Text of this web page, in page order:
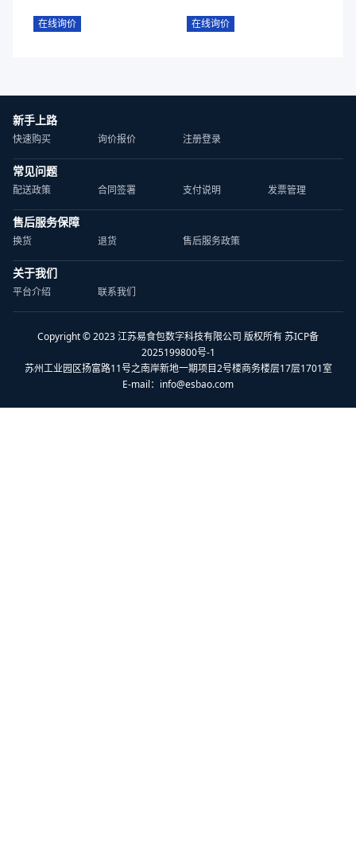
在线询价 在线询价
新手上路
快速购买 询价报价 注册登录
常见问题
配送政策 合同签署 支付说明 发票管理
售后服务保障
换货 退货 售后服务政策
关于我们
平台介绍 联系我们
Copyright © 2023 江苏易食包数字科技有限公司 版权所有 苏ICP备
2025199800号-1
苏州工业园区扬富路11号之南岸新地一期项目2号楼商务楼层17层1701室
E-mail： info@esbao.com